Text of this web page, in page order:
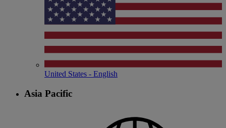
United States - English
Asia Pacific